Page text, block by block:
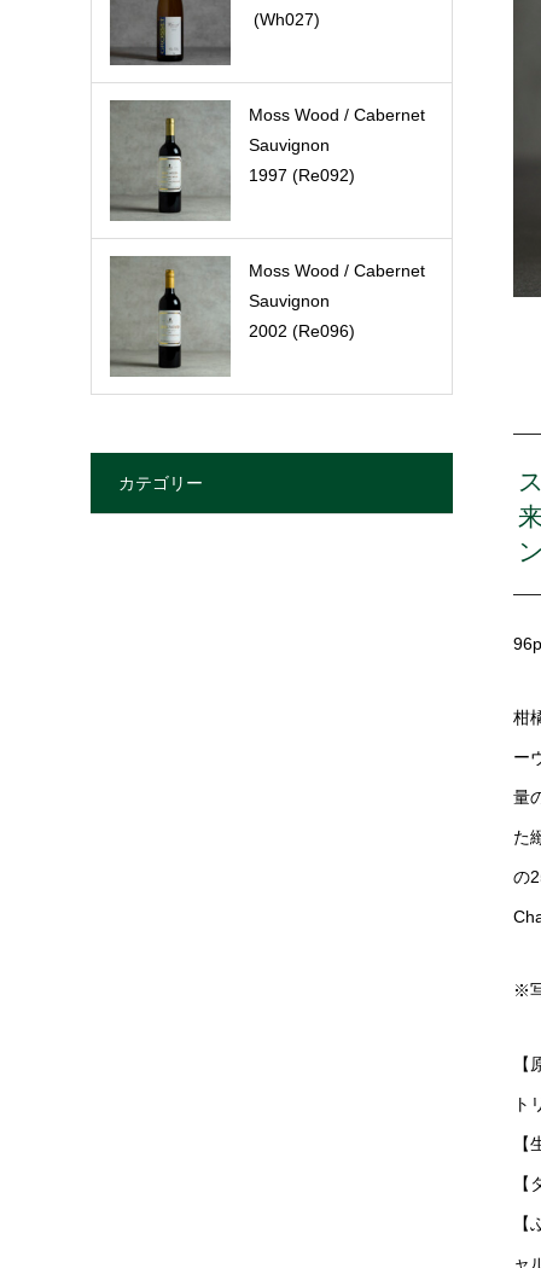
柑
ー
量
た
の
※
ト
ャ
(Wh027)
Moss Wood / Cabernet
Sauvignon
1997 (Re092)
Moss Wood / Cabernet
Sauvignon
2002 (Re096)
カテゴリー